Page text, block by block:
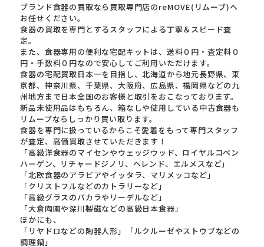
ブランド食器の買取なら買取専門店のreMOVE(リムーブ)へ
お任せください。
食器の買取を専門とするスタッフによる丁寧＆スピード査
定。
また、食器専用の便利な宅配キットは、送料０円・査定料０
円・手数料０円なので安心してご利用いただけます。
食器の宅配買取日本一を目指し、北海道から地元長野県、東
京都、神奈川県、千葉県、大阪府、広島県、福岡県などの九
州地方まで日本全国のお客様と取引をおこなっております。
新品未使用品はもちろん、箱なしや使用している中古食器も
リムーブならしっかり買い取ります。
食器を専門に扱っているからこそ愛着をもって専門スタッフ
が査定、高価買取させていただきます！
「高級洋食器のマイセンやウェッジウッド、ロイヤルコペン
ハーゲン、リチャードジノリ、ヘレンド、エルメスなど」
「北欧食器のアラビアやイッタラ、マリメッコなど」
「クリストフルなどのカトラリーなど」
「高級グラスのバカラやリーデルなど」
「大倉陶園や深川製磁などの高級日本食器」
ほかにも、
「リヤドロなどの陶器人形」「ルクルーゼやストウブなどの
調理鍋」